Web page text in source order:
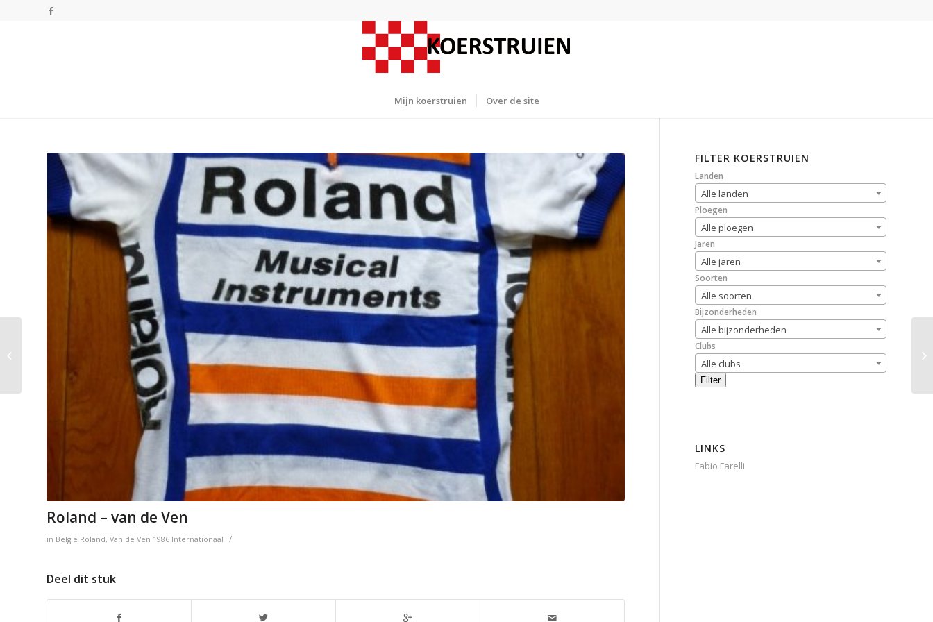
Mijn koerstruien Over de site
Roland – van de Ven
in België Roland, Van de Ven 1986 Internationaal /
Deel dit stuk
FILTER KOERSTRUIEN
Landen
Alle landen
Ploegen
Alle ploegen
Jaren
Alle jaren
Soorten
Alle soorten
Bijzonderheden
Alle bijzonderheden
Clubs
Alle clubs
Filter
LINKS
Fabio Farelli